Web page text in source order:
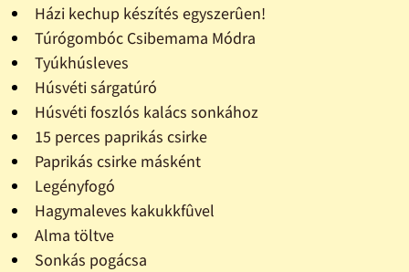
Házi kechup készítés egyszerûen!
Túrógombóc Csibemama Módra
Tyúkhúsleves
Húsvéti sárgatúró
Húsvéti foszlós kalács sonkához
15 perces paprikás csirke
Paprikás csirke másként
Legényfogó
Hagymaleves kakukkfûvel
Alma töltve
Sonkás pogácsa